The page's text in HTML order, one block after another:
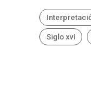
Siglo xvi